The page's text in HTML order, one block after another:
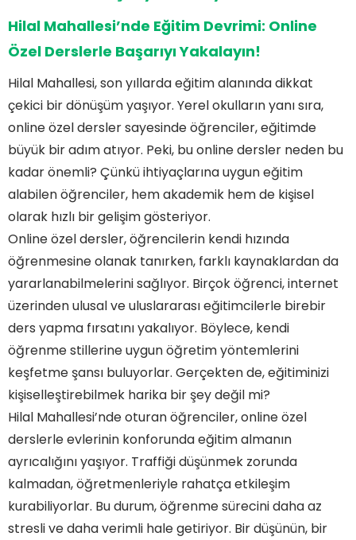
Hilal Mahallesi’nde Eğitim Devrimi: Online
Özel Derslerle Başarıyı Yakalayın!
Hilal Mahallesi, son yıllarda eğitim alanında dikkat
çekici bir dönüşüm yaşıyor. Yerel okulların yanı sıra,
online özel dersler sayesinde öğrenciler, eğitimde
büyük bir adım atıyor. Peki, bu online dersler neden bu
kadar önemli? Çünkü ihtiyaçlarına uygun eğitim
alabilen öğrenciler, hem akademik hem de kişisel
olarak hızlı bir gelişim gösteriyor.
Online özel dersler, öğrencilerin kendi hızında
öğrenmesine olanak tanırken, farklı kaynaklardan da
yararlanabilmelerini sağlıyor. Birçok öğrenci, internet
üzerinden ulusal ve uluslararası eğitimcilerle birebir
ders yapma fırsatını yakalıyor. Böylece, kendi
öğrenme stillerine uygun öğretim yöntemlerini
keşfetme şansı buluyorlar. Gerçekten de, eğitiminizi
kişiselleştirebilmek harika bir şey değil mi?
Hilal Mahallesi’nde oturan öğrenciler, online özel
derslerle evlerinin konforunda eğitim almanın
ayrıcalığını yaşıyor. Traffiği düşünmek zorunda
kalmadan, öğretmenleriyle rahatça etkileşim
kurabiliyorlar. Bu durum, öğrenme sürecini daha az
stresli ve daha verimli hale getiriyor. Bir düşünün, bir